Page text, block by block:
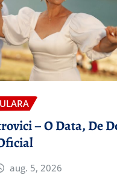
– O Data, De
aug. 5, 2026